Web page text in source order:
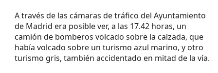
A través de las cámaras de tráfico del Ayuntamiento
de Madrid era posible ver, a las 17.42 horas, un
camión de bomberos volcado sobre la calzada, que
había volcado sobre un turismo azul marino, y otro
turismo gris, también accidentado en mitad de la vía.